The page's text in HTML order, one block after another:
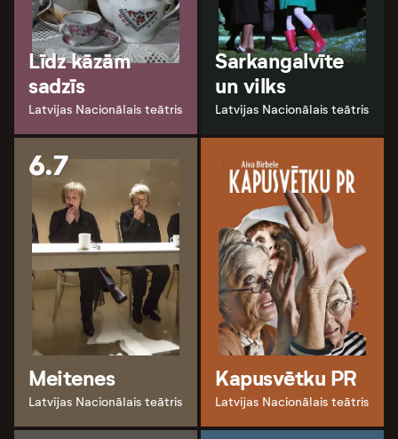
Līdz kāzām
sadzīs
Latvijas Nacionālais teātris
Sarkangalvīte
un vilks
Latvijas Nacionālais teātris
6.7
Meitenes
Latvijas Nacionālais teātris
Kapusvētku PR
Latvijas Nacionālais teātris